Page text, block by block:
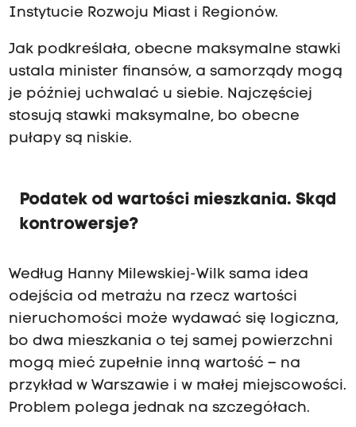
Instytucie Rozwoju Miast i Regionów.
Jak podkreślała, obecne maksymalne stawki
ustala minister finansów, a samorządy mogą
je później uchwalać u siebie. Najczęściej
stosują stawki maksymalne, bo obecne
pułapy są niskie.
Podatek od wartości mieszkania. Skąd
kontrowersje?
Według Hanny Milewskiej-Wilk sama idea
odejścia od metrażu na rzecz wartości
nieruchomości może wydawać się logiczna,
bo dwa mieszkania o tej samej powierzchni
mogą mieć zupełnie inną wartość – na
przykład w Warszawie i w małej miejscowości.
Problem polega jednak na szczegółach.